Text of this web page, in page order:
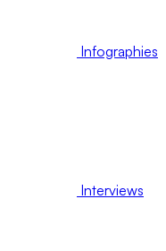
Infographies
Interviews